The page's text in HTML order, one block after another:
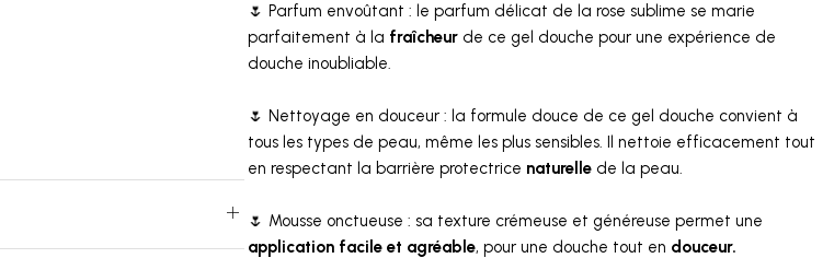
🌷Parfum envoûtant : le parfum délicat de la rose sublime se marie
parfaitement à la fraîcheur de ce gel douche pour une expérience de
douche inoubliable.
🌷Nettoyage en douceur : la formule douce de ce gel douche convient à
tous les types de peau, même les plus sensibles. Il nettoie efficacement tout
en respectant la barrière protectrice naturelle de la peau.
🌷 Mousse onctueuse : sa texture crémeuse et généreuse permet une
application facile et agréable, pour une douche tout en douceur.